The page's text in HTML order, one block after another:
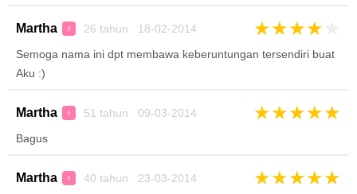
Martha ♀ 26 tahun 18-02-2014 ★★★★
Semoga nama ini dpt membawa keberuntungan tersendiri buat
Aku :)
Martha ♀ 51 tahun 09-03-2014 ★★★★★
Bagus
Martha ♀ 40 tahun 23-03-2014 ★★★★★